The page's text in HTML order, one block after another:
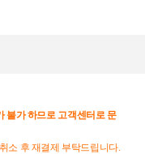
불가하므로 고객센터로 문
소 후 재결제 부탁드립니다.